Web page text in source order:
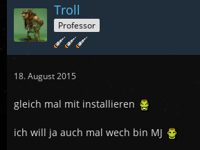
Troll
Professor
18. August 2015
gleich mal mit installieren
ich will ja auch mal wech bin MJ